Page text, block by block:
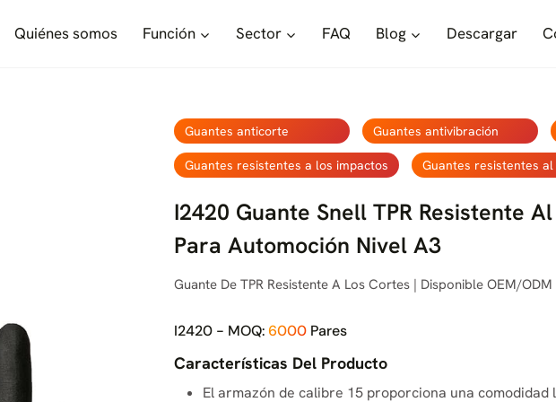
Quiénes somos Función Sector FAQ Blog Descargar
Guantes anticorte Guantes antivibración
Guantes resistentes a los impactos Guantes resistentes al
I2420 Guante Snell TPR Resistente
Para Automoción Nivel A3
Guante De TPR Resistente A Los Cortes | Disponible OEM/ODM
I2420 - MOQ:6000 Pares
Características Del Producto
El armazón de calibre 15 proporciona una